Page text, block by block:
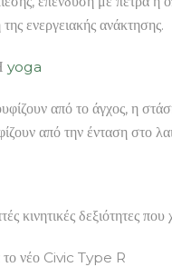
ενεργειακής ανάκτησης.
yoga
από το άγχος, η
από την ένταση στο
κινητικές δεξιότητες
το νέο Civic Type R